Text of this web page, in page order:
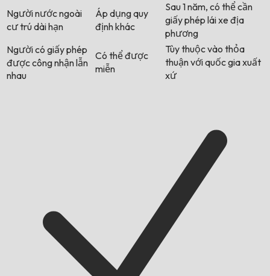
Người nước ngoài
cư trú dài hạn
Áp dụng quy
định khác
Sau 1 năm, có thể cần
giấy phép lái xe địa
phương
Người có giấy phép
được công nhận lẫn
nhau
Có thể được
miễn
Tùy thuộc vào thỏa
thuận với quốc gia xuất
xứ